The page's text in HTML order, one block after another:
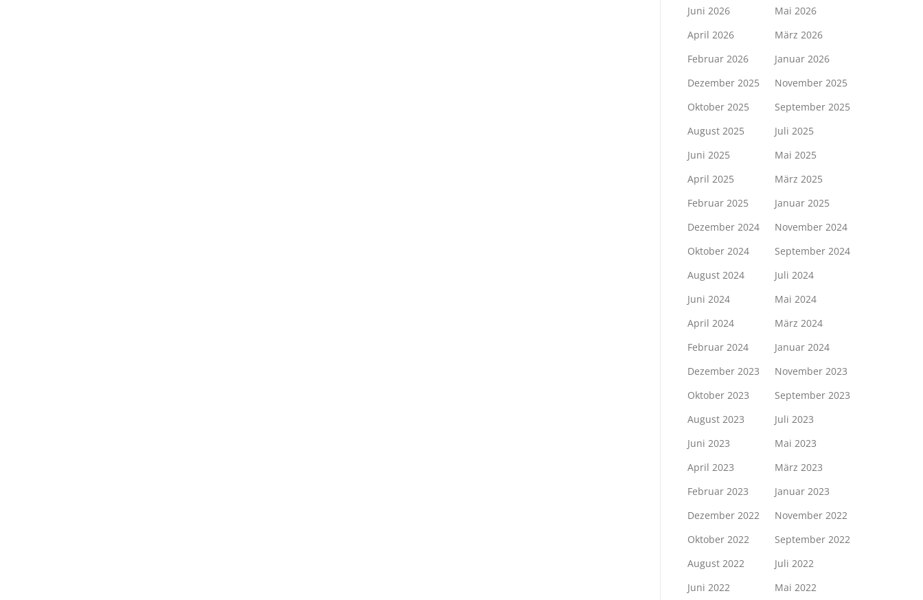
Juni 2026
Mai 2026
April 2026
März 2026
Februar 2026
Januar 2026
Dezember 2025
November 2025
Oktober 2025
September 2025
August 2025
Juli 2025
Juni 2025
Mai 2025
April 2025
März 2025
Februar 2025
Januar 2025
Dezember 2024
November 2024
Oktober 2024
September 2024
August 2024
Juli 2024
Juni 2024
Mai 2024
April 2024
März 2024
Februar 2024
Januar 2024
Dezember 2023
November 2023
Oktober 2023
September 2023
August 2023
Juli 2023
Juni 2023
Mai 2023
April 2023
März 2023
Februar 2023
Januar 2023
Dezember 2022
November 2022
Oktober 2022
September 2022
August 2022
Juli 2022
Juni 2022
Mai 2022